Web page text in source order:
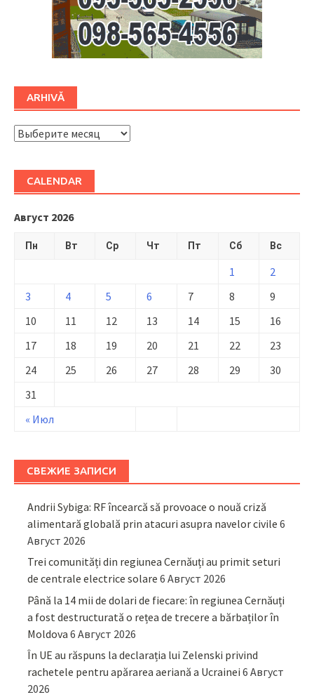
ARHIVĂ
ARHIVĂ
CALENDAR
Август 2026
Пн Вт Ср Чт Пт Сб Вс
« Июл
1
2
3
4 5 6 7 8
9
10
11 12 13 14 15
16
17
18 19 20 21 22
23
24
25 26 27 28 29
30
31
СВЕЖИЕ ЗАПИСИ
Andrii Sybiga: RF încearcă să provoace o nouă criză
alimentară globală prin atacuri asupra navelor civile 6
Август 2026
Trei comunități din regiunea Cernăuți au primit seturi
de centrale electrice solare 6 Август 2026
Până la 14 mii de dolari de fiecare: în regiunea Cernăuți
a fost destructurată o rețea de trecere a bărbaților în
Moldova 6 Август 2026
În UE au răspuns la declarația lui Zelenski privind
rachetele pentru apărarea aeriană a Ucrainei 6 Август
2026